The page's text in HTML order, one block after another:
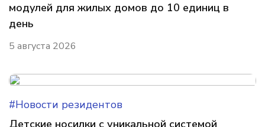
модулей для жилых домов до 10 единиц в
день
5 августа 2026
#Новости резидентов
Детские носилки с уникальной системой